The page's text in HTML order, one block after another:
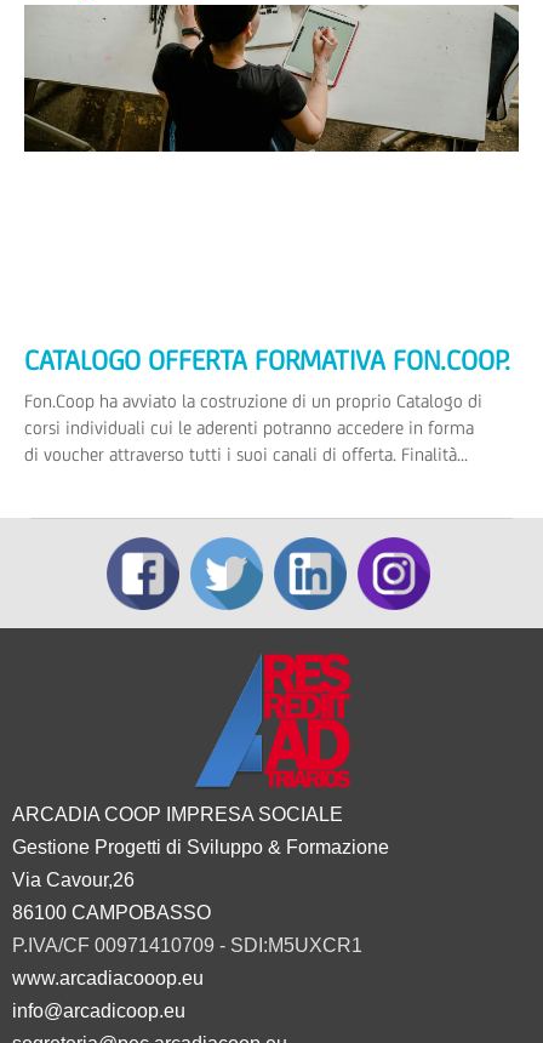
Visita la nostra vetrina del Catalogo dell’Offerta formativa e
scegli i corsi più adatti a te. I corsi sono fruibili partecipando
all’Avviso 60 Sperimentale “Offerta a Catalogo”...
CATALOGO OFFERTA FORMATIVA FON.COOP.
Fon.Coop ha avviato la costruzione di un proprio Catalogo di
corsi individuali cui le aderenti potranno accedere in forma
di voucher attraverso tutti i suoi canali di offerta. Finalità...
ARCADIA COOP IMPRESA SOCIALE
Gestione Progetti di Sviluppo & Formazione
Via Cavour,26
86100 CAMPOBASSO
P.IVA/CF 00971410709 - SDI:M5UXCR1
www.arcadiacooop.eu
info@arcadicoop.eu